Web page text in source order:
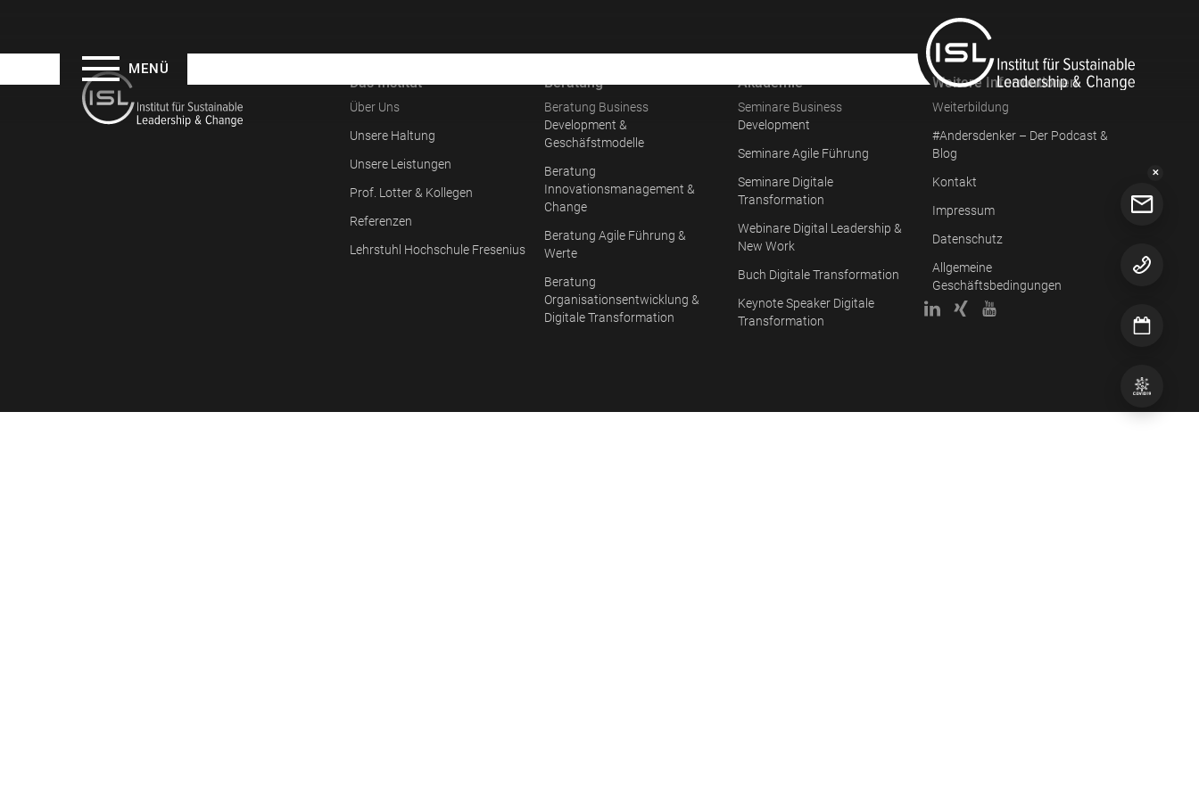
MENÜ
✕
Das Institut
Über Uns
Unsere Haltung
Unsere Leistungen
Prof. Lotter & Kollegen
Referenzen
Lehrstuhl Hochschule Fresenius
Beratung
Beratung Business
Development &
Geschäfstmodelle
Beratung
Innovationsmanagement &
Change
Beratung Agile Führung &
Werte
Beratung
Organisationsentwicklung &
Digitale Transformation
Akademie
Seminare Business
Development
Seminare Agile Führung
Seminare Digitale
Transformation
Webinare Digital Leadership &
New Work
Buch Digitale Transformation
Keynote Speaker Digitale
Transformation
Weitere Informationen
Weiterbildung
#Andersdenker – Der Podcast &
Blog
Kontakt
Impressum
Datenschutz
Allgemeine
Geschäftsbedingungen